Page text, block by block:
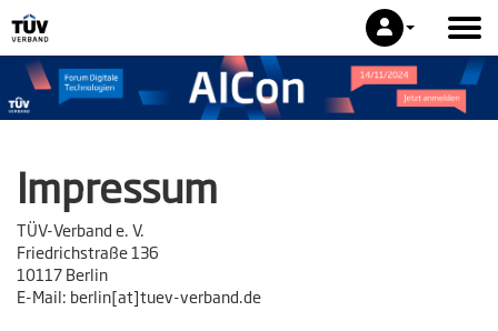
Impressum
TÜV-Verband e. V.
Friedrichstraße 136
10117 Berlin
E-Mail: berlin[at]tuev-verband.de